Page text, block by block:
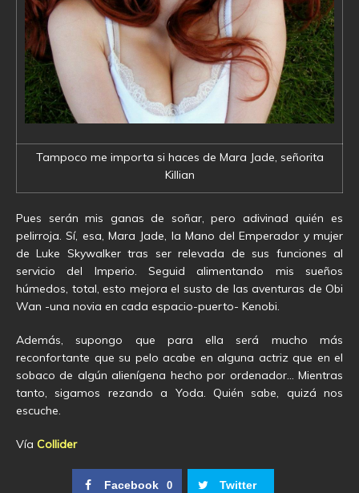
Tampoco me importa si haces de Mara Jade, señorita
Killian
Pues serán mis ganas de soñar, pero adivinad quién es
pelirroja. Sí, esa, Mara Jade, la Mano del Emperador y mujer
de Luke Skywalker tras ser relevada de sus funciones al
servicio del Imperio. Seguid alimentando mis sueños
húmedos, total, esto mejora el susto de las aventuras de Obi
Wan -una novia en cada espacio-puerto- Kenobi.
Además, supongo que para ella será mucho más
reconfortante que su pelo acabe en alguna actriz que en el
sobaco de algún alienígena hecho por ordenador… Mientras
tanto, sigamos rezando a Yoda. Quién sabe, quizá nos
escuche.
Vía Collider
Facebook 0 Twitter